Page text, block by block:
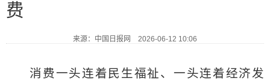
费
来源：中国日报网 2026-06-12 10:06
消费一头连着民生福祉、一头连着经济发